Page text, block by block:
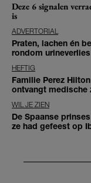
Deze 6 signalen
is
ADVERTORIAL
Praten, lachen én
rondom
HEFTIG
Familie Perez
ontvangt medische
WIL JE ZIEN
De Spaanse
ze had gefeest op